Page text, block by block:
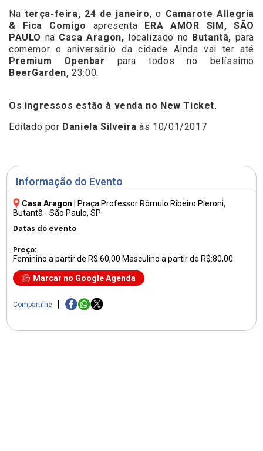
Informação do Evento
Casa Aragon Praça Professor Rômulo Ribeiro Pieroni,
Butantã - São Paulo, SP
Datas do evento
Preço:
Feminino a partir de R$:60,00 Masculino a partir de R$:80,00
Marcar no Google Agenda
Compartilhe
Naterça-feira, 24 de janeiro, o Camarote Allegria
& Fica Comigo apresenta
ERA AMOR SIM, SÃO
PAULO na Casa Aragon, localizado no Butantã, para
comemor o aniversário da cidade Ainda vai ter até
Premium Openbar para todos no belíssimo
BeerGarden,23:00.
Os ingressos estão à venda no New Ticket.
Editado por Daniela Silveira às 10/01/2017